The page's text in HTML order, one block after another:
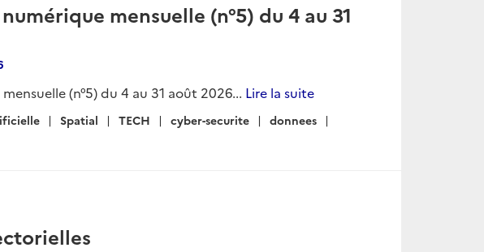
mensuelle (n°5) du 4 au 31
(n°5) du 4 au 31 août 2026... Lire la suite
Spatial TECH cyber-securite
donnees